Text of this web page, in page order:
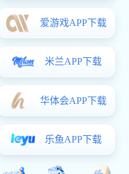
个人发展至今，总公司及
，附属厂有8000平方米；
，附属厂150余人。
野、西铁城、津上、（C
日本发那科、 兄弟、津上
CNC)电脑机80台，精密自